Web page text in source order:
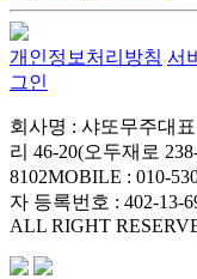
개인정보처리방침 서
그인
회사명 : 샤또무주대
리 46-20(오두재로
8102MOBILE : 010-
자 등록번호 : 402-13-
ALL RIGHT